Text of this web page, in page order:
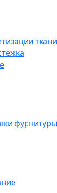
ткани
фурнитуры